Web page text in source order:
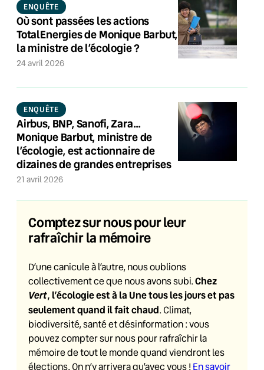
ENQUÊTE
Où sont passées les actions
TotalEnergies de Monique Barbut,
la ministre de l’écologie ?
24 avril 2026
ENQUÊTE
Airbus, BNP, Sanofi, Zara…
Monique Barbut, ministre de
l’écologie, est actionnaire de
dizaines de grandes entreprises
21 avril 2026
Comptez sur nous pour leur
rafraîchir la mémoire
D’une canicule à l’autre, nous oublions
collectivement ce que nous avons subi.Chez
Vert, l’écologie est à la Une tous les jours et pas
seulement quand il fait chaud. Climat,
biodiversité, santé et désinformation : vous
pouvez compter sur nous pour rafraîchir la
mémoire de tout le monde quand viendront les
élections. On n’y arrivera qu’avec vous ! En savoir